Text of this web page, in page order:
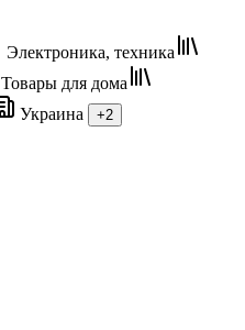
Электроника, техника
Товары для дома
Украина +2